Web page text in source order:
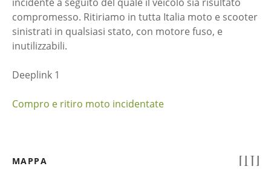
compromesso. Ritiriamo in tutta Italia moto e scooter
sinistrati in qualsiasi stato, con motore fuso, e
inutilizzabili.
Deeplink 1
Compro e ritiro moto incidentate
MAPPA